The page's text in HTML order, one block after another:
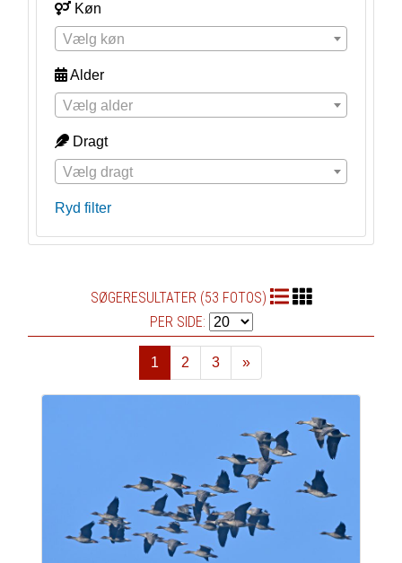
Køn
Vælg køn
Alder
Vælg alder
Dragt
Vælg dragt
Ryd filter
SØGERESULTATER (53 FOTOS)
PER SIDE:
1 2 3
»
Næste